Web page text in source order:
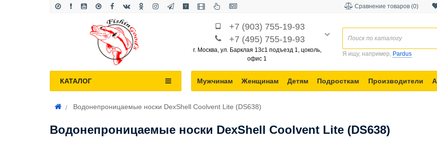
Сравнение товаров (0)
+7 (903) 755-19-93
+7 (495) 755-19-93
г. Москва, ул. Барклая 13с1 подъезд 1, цоколь,
офис 1
Я ищу, например, Pardus
Мужчинам Женщинам Детям Подросткам Производители
КАТАЛОГ
Водонепроницаемые носки DexShell Coolvent Lite (DS638)
Водонепроницаемые носки DexShell Coolvent Lite (DS638)